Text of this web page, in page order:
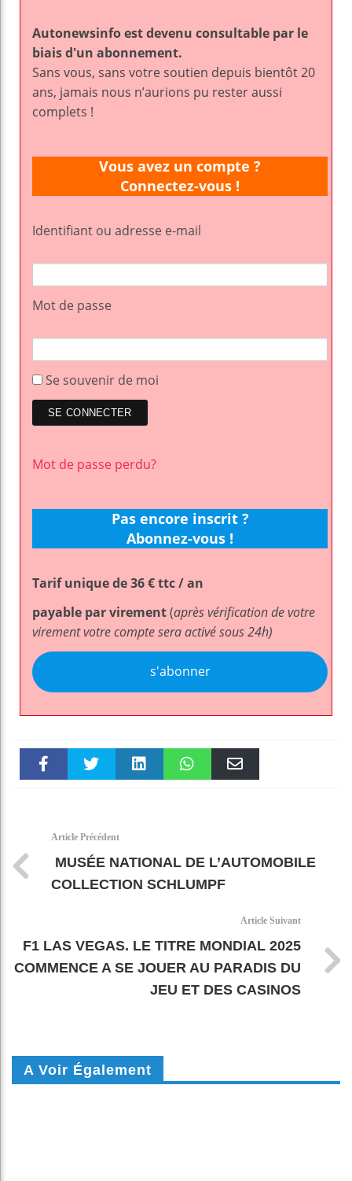
Autonewsinfo est devenu consultable par le
biais d'un abonnement.
Sans vous, sans votre soutien depuis bientôt 20
ans, jamais nous n’aurions pu rester aussi
complets !
Vous avez un compte ?
Connectez-vous !
Identifiant ou adresse e-mail
Mot de passe
Se souvenir de moi
Mot de passe perdu?
Pas encore inscrit ?
Abonnez-vous !
Tarif unique de 36 € ttc / an
payable par virement(après vérification de votre
virement votre compte sera activé sous 24h)
s'abonner
Article Précédent
MUSÉE NATIONAL DE L’AUTOMOBILE
COLLECTION SCHLUMPF
Article Suivant
F1 LAS VEGAS. LE TITRE MONDIAL 2025
COMMENCE A SE JOUER AU PARADIS DU
JEU ET DES CASINOS
A Voir Également